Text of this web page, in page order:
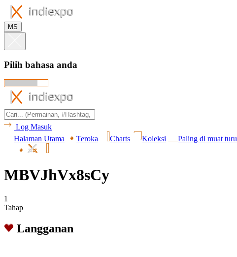
MS
Pilih bahasa anda
Log Masuk
Halaman Utama
Teroka Charts Koleksi Paling di muat
MBVJhVx8sCy
1
Tahap
Langganan